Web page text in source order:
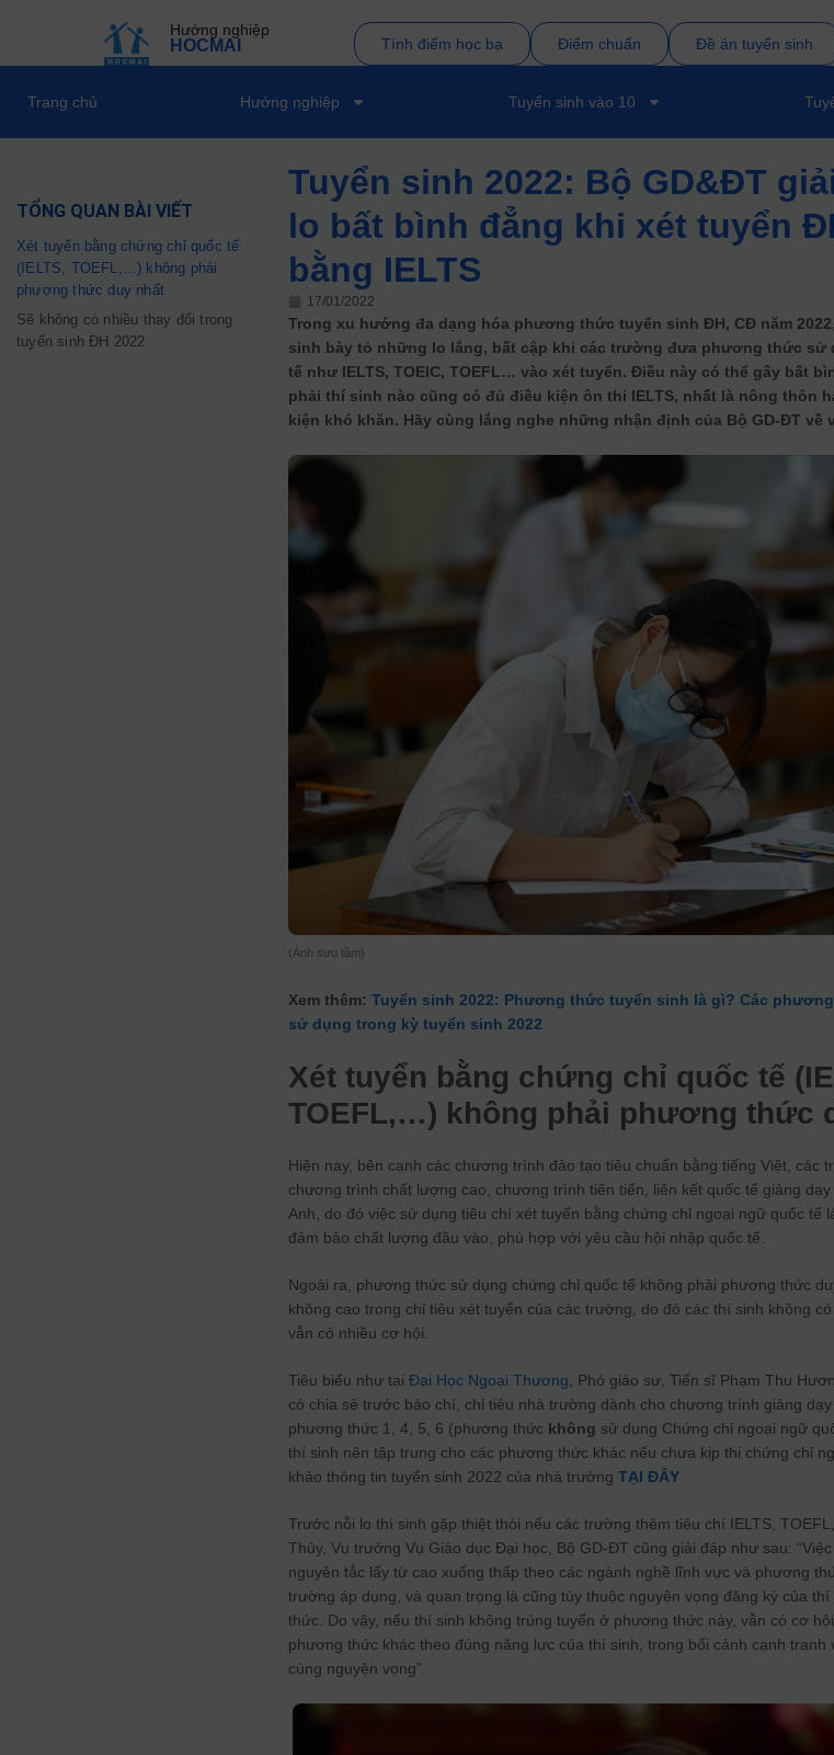
Hướng nghiệp
HOCMAI Tính điểm học bạ Điểm chuẩn Đề án tuyển sinh
Trang chủ Hướng nghiệp Tuyển sinh vào 10
TỔNG QUAN BÀI VIẾT
Xét tuyển bằng chứng chỉ quốc tế
(IELTS, TOEFL,…) không phải
phương thức duy nhất
Sẽ không có nhiều thay đổi trong
tuyển sinh ĐH 2022
Tuyển sinh 2022: Bộ GD&ĐT
lo bất bình đẳng khi xét tuyển
bằng IELTS
17/01/2022
Trong xu hướng đa dạng hóa phương thức tuyển sinh ĐH, CĐ năm
sinh bày tỏ những lo lắng, bất cập khi các trường đưa phương thức sử
tế như IELTS, TOEIC, TOEFL… vào xét tuyển. Điều này có thể gây bất
phải thí sinh nào cũng có đủ điều kiện ôn thi IELTS, nhất là nông thôn
kiện khó khăn. Hãy cùng lắng nghe những nhận định của Bộ GD-ĐT về
(Ảnh sưu tầm)
Xem thêm:Tuyển sinh 2022: Phương thức tuyển sinh là gì? Các
sử dụng trong kỳ tuyển sinh 2022
Xét tuyển bằng chứng chỉ quốc tế
TOEFL,…) không phải phương thức
Hiện nay, bên cạnh các chương trình đào tạo tiêu chuẩn bằng tiếng Việt, các
chương trình chất lượng cao, chương trình tiên tiến, liên kết quốc tế giảng
Anh, do đó việc sử dụng tiêu chí xét tuyển bằng chứng chỉ ngoại ngữ quốc tế
đảm bảo chất lượng đầu vào, phù hợp với yêu cầu hội nhập quốc tế.
Ngoài ra, phương thức sử dụng chứng chỉ quốc tế không phải phương thức
không cao trong chỉ tiêu xét tuyển của các trường, do đó các thí sinh không
vẫn có nhiều cơ hội.
Tiêu biểu như tạiĐại Học Ngoại Thương, Phó giáo sư, Tiến sĩ Phạm Thu
có chia sẻ trước báo chí, chỉ tiêu nhà trường dành cho chương trình giảng
phương thức 1, 4, 5, 6 (phương thức không sử dụng Chứng chỉ ngoại ngữ
thí sinh nên tập trung cho các phương thức khác nếu chưa kịp thi chứng chỉ
khảo thông tin tuyển sinh 2022 của nhà trườngTẠI ĐÂY
Trước nỗi lo thí sinh gặp thiệt thòi nếu các trường thêm tiêu chí IELTS,
Thủy, Vụ trưởng Vụ Giáo dục Đại học, Bộ GD-ĐT cũng giải đáp như sau:
nguyên tắc lấy từ cao xuống thấp theo các ngành nghề lĩnh vực và phương
trường áp dụng, và quan trọng là cũng tùy thuộc nguyện vọng đăng ký của
thức. Do vậy, nếu thí sinh không trúng tuyển ở phương thức này, vẫn có cơ
phương thức khác theo đúng năng lực của thí sinh, trong bối cảnh cạnh tranh
cùng nguyện vọng”.